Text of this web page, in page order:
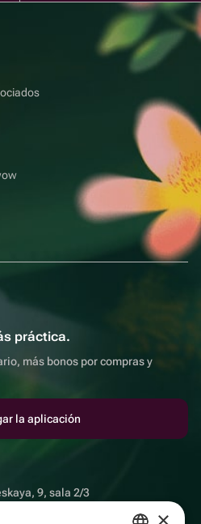
práctica.
más bonos por compras y
la aplicación
9, sala 2/3